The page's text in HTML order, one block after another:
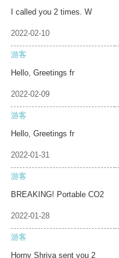
I called you 2 times. W
2022-02-10
游客
Hello, Greetings fr
2022-02-09
游客
Hello, Greetings fr
2022-01-31
游客
BREAKING! Portable CO2
2022-01-28
游客
Horny Shriya sent you 2